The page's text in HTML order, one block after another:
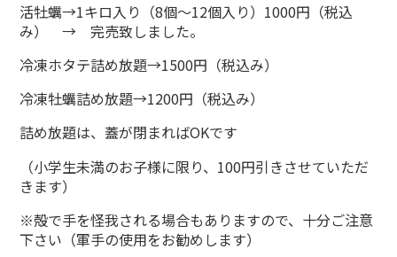
活牡蠣→1キロ入り（8個～12個入り）1000円（税込
み） → 完売致しました。
冷凍ホタテ詰め放題→1500円（税込み）
冷凍牡蠣詰め放題→1200円（税込み）
詰め放題は、蓋が閉まればOKです
（小学生未満のお子様に限り、100円引きさせていただ
きます）
※殻で手を怪我される場合もありますので、十分ご注意
下さい（軍手の使用をお勧めします）